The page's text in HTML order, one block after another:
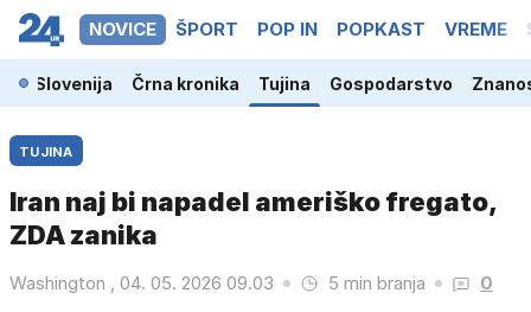
NOVICE ŠPORT POP IN POPKAST VREME
Slovenija Črna kronika Tujina Gospodarstvo
TUJINA
Iran naj bi napadel ameriško fregato,
ZDA zanika
Washington , 04. 05. 2026 09.03 5 min branja 0